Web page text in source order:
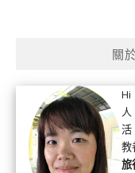
關
Hi
人
活
教
旅